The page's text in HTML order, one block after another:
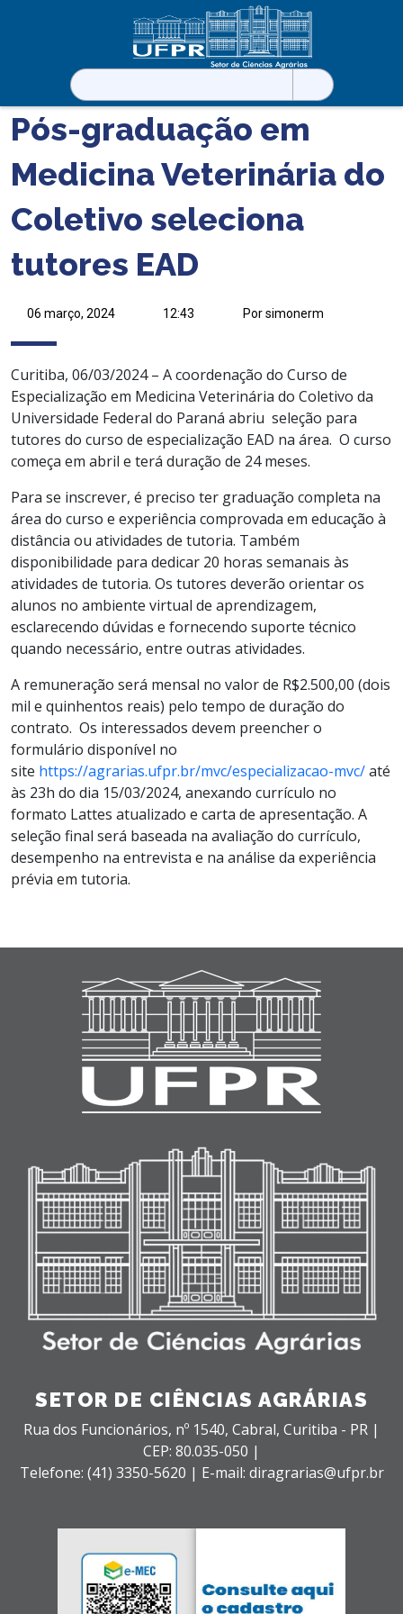
Pesquisar
por:
Pós-graduação em
Medicina Veterinária do
Coletivo seleciona
tutores EAD
06 março, 2024 12:43 Por simonerm
Curitiba, 06/03/2024 – A coordenação do Curso de
Especialização em Medicina Veterinária do Coletivo da
Universidade Federal do Paraná abriu seleção para
tutores do curso de especialização EAD na área. O curso
começa em abril e terá duração de 24 meses.
Para se inscrever, é preciso ter graduação completa na
área do curso e experiência comprovada em educação à
distância ou atividades de tutoria. Também
disponibilidade para dedicar 20 horas semanais às
atividades de tutoria. Os tutores deverão orientar os
alunos no ambiente virtual de aprendizagem,
esclarecendo dúvidas e fornecendo suporte técnico
quando necessário, entre outras atividades.
A remuneração será mensal no valor de R$2.500,00 (dois
mil e quinhentos reais) pelo tempo de duração do
contrato. Os interessados devem preencher o
formulário disponível no
site https://agrarias.ufpr.br/mvc/especializacao-mvc/até
às 23h do dia 15/03/2024, anexando currículo no
formato Lattes atualizado e carta de apresentação. A
seleção final será baseada na avaliação do currículo,
desempenho na entrevista e na análise da experiência
prévia em tutoria.
SETOR DE CIÊNCIAS AGRÁRIAS
Rua dos Funcionários, nº 1540, Cabral, Curitiba - PR |
CEP: 80.035-050 |
Telefone: (41) 3350-5620 | E-mail: diragrarias@ufpr.br